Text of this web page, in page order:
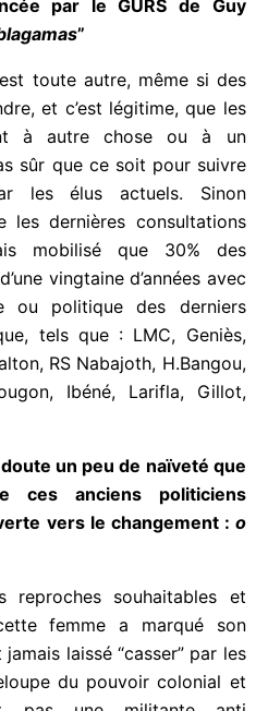
par le GURS de Guy
”
toute autre, même si des
et c’est légitime, que
à autre chose ou à un
pas sûr que ce soit pour
par les élus actuels. Sinon
dernières consultations
mobilisé que 30% des
vingtaine d’années
ou politique des
politique, tels que : LMC,
Chammougon, Ibéné,
Proto …
doute un peu de naïveté
vers le changement :
souhaitables et